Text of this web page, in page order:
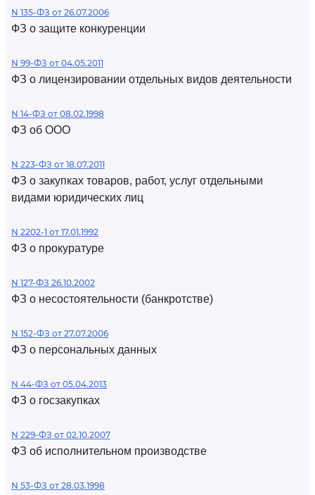
N 135-ФЗ от 26.07.2006
ФЗ о защите конкуренции
N 99-ФЗ от 04.05.2011
ФЗ о лицензировании отдельных видов деятельности
N 14-ФЗ от 08.02.1998
ФЗ об ООО
N 223-ФЗ от 18.07.2011
ФЗ о закупках товаров, работ, услуг отдельными
видами юридических лиц
N 2202-1 от 17.01.1992
ФЗ о прокуратуре
N 127-ФЗ 26.10.2002
ФЗ о несостоятельности (банкротстве)
N 152-ФЗ от 27.07.2006
ФЗ о персональных данных
N 44-ФЗ от 05.04.2013
ФЗ о госзакупках
N 229-ФЗ от 02.10.2007
ФЗ об исполнительном производстве
N 53-ФЗ от 28.03.1998